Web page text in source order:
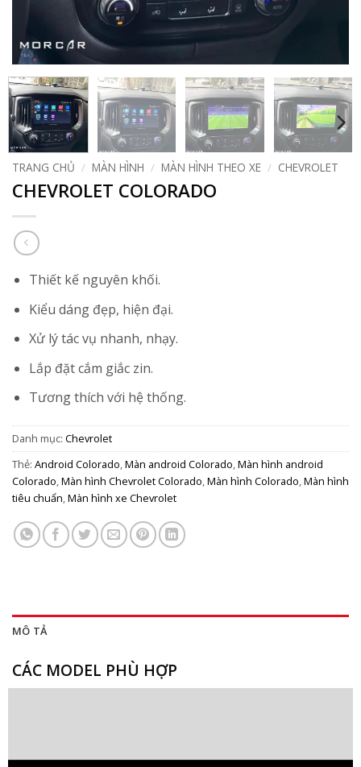
TRANG CHỦ / MÀN HÌNH / MÀN HÌNH THEO XE / CHEVROLET
CHEVROLET COLORADO
Thiết kế nguyên khối.
Kiểu dáng đẹp, hiện đại.
Xử lý tác vụ nhanh, nhạy.
Lắp đặt cắm giắc zin.
Tương thích với hệ thống.
Danh mục: Chevrolet
Thẻ: Android Colorado,Màn android Colorado,Màn hình android
Colorado,Màn hình Chevrolet Colorado,Màn hình Colorado,Màn hình
tiêu chuẩn,Màn hình xe Chevrolet
MÔ TẢ
CÁC MODEL PHÙ HỢP